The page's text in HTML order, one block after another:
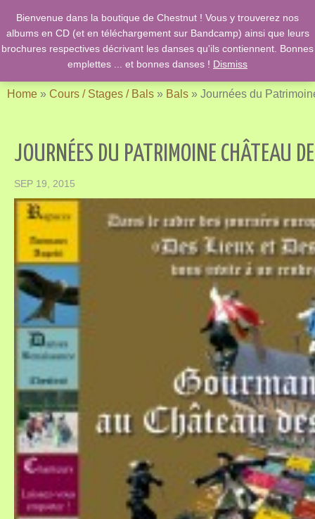
English Country Dancing & Danses anciennes de l'époque des
Stuarts …. et des romans de Jane Austen !
Home » Cours / Stages / Bals » Bals » Journées du
JOURNÉES DU PATRIMOINE CHÂTEAU
SEP 19, 2015
Bienvenue dans la boutique de Chestnut ! Vous y trouverez nos
albums en CD (et en téléchargement sur Bandcamp) ainsi que leurs
brochures respectives décrivant les danses qu'ils contiennent. Bonnes
emplettes ... et bonnes danses ! Dismiss